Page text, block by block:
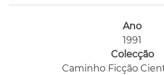
Ano
1991
Colecção
Caminho Ficção